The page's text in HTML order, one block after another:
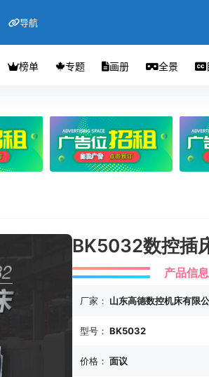
导航
榜单 专题 画册 全景
BK5032数控插
产品信息
厂家： 山东高德数控机床有限
型号： BK5032
价格： 面议